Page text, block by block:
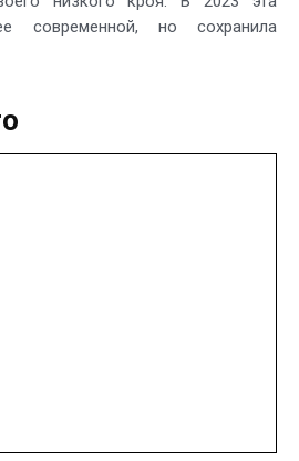
современной, но сохранила